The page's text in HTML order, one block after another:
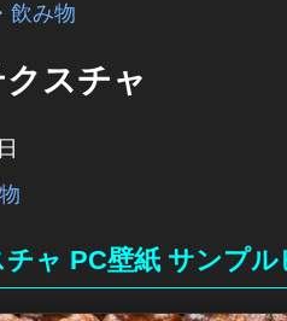
飲み物
スチャ
ャ PC壁紙 サンプル